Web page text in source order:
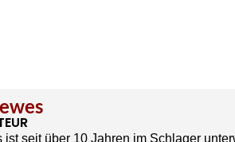
ist seit über 10 Jahren im Schlager